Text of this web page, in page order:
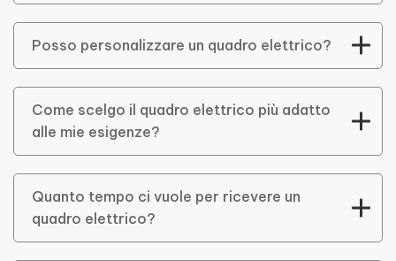
Posso personalizzare un quadro elettrico?
Come scelgo il quadro elettrico più adatto
alle mie esigenze?
Quanto tempo ci vuole per ricevere un
quadro elettrico?